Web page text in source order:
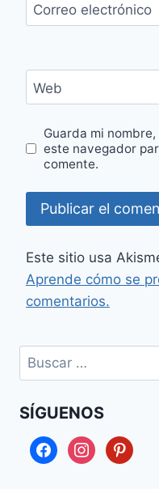
Correo electrónico
Web
Guarda mi
este navegador
comente.
Este sitio usa
Aprende cómo se
comentarios.
Buscar:
SÍGUENOS
facebookinstagrampinterest